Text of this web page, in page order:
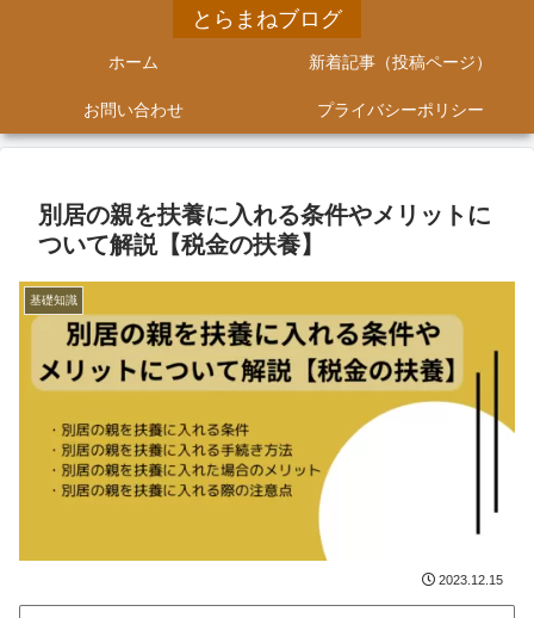
とらまねブログ
ホーム 新着記事（投稿ページ）
お問い合わせ プライバシーポリシー
別居の親を扶養に入れる条件やメリットに
ついて解説【税金の扶養】
基礎知識
2023.12.15